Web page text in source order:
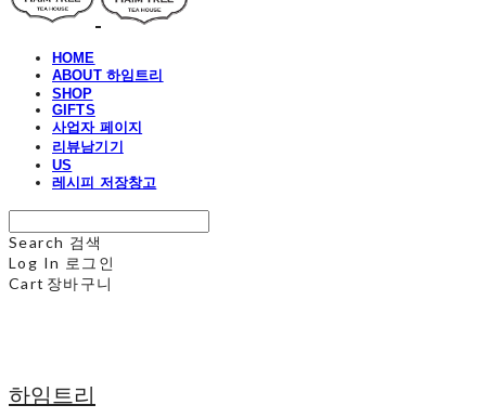
HOME
ABOUT 하임트리
SHOP
GIFTS
사업자 페이지
리뷰남기기
US
레시피 저장창고
Search 검색
Log In 로그인
Cart 장바구니
하임트리